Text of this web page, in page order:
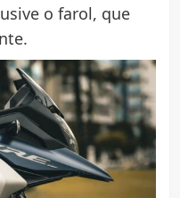
o farol, que